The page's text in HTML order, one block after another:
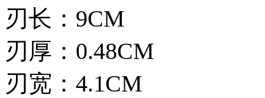
刃长：9CM
刃厚：0.48CM
刃宽：4.1CM